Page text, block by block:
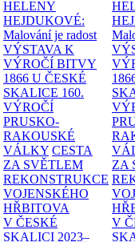
HELENY
HEJDUKOVÉ:
Malování je radost
VÝSTAVA K
VÝROČÍ BITVY
1866 U ČESKÉ
SKALICE 160.
VÝROČÍ
PRUSKO-
RAKOUSKÉ
VÁLKY CESTA
ZA SVĚTLEM
REKONSTRUKCE
VOJENSKÉHO
HŘBITOVA
V ČESKÉ
SKALICI 2023–
ZA
V